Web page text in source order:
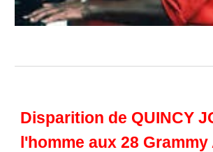
Disparition de QUINCY
l'homme aux 28